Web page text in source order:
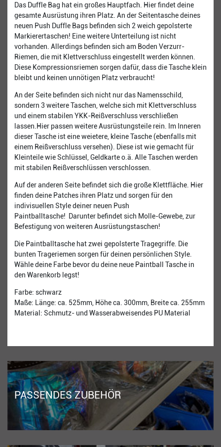
Das Duffle Bag hat ein großes Hauptfach. Hier findet deine
gesamte Ausrüstung ihren Platz. An der Seitentasche deines
neuen Push Duffle Bags befinden sich 2 weich gepolsterte
Markierertaschen! Eine weitere Unterteilung ist nicht
vorhanden. Allerdings befinden sich am Boden Verzurr-
Riemen, die mit Klettverschluss eingestellt werden können.
Diese Kompressionsriemen sorgen dafür, dass die Tasche klein
bleibt und keinen unnötigen Platz verbraucht!
An der Seite befinden sich nicht nur das Namensschild,
sondern 3 weitere Taschen, welche sich mit Klettverschluss
und einem stabilen YKK-Reißverschluss verschließen
lassen.Hier passen weitere Ausrüstungsteile rein. Im Inneren
dieser Tasche ist eine weietere, kleine Tasche (ebenfalls mit
einem Reißverschluss versehen). Diese ist wie gemacht für
Kleinteile wie Schlüssel, Geldkarte o.ä. Alle Taschen werden
mit stabilen Reißverschlüssen verschlossen.
Auf der anderen Seite befindet sich die große Klettfläche. Hier
finden deine Patches ihren Platz und sorgen für den
indivisuellen Style deiner neuen Push
Paintballtasche! Darunter befindet sich Molle-Gewebe, zur
Befestigung von weiteren Ausrüstungstaschen!
Die Paintballtasche hat zwei gepolsterte Tragegriffe. Die
bunten Trageriemen sorgen für deinen persönlichen Style.
Wähle deine Farbe bevor du deine neue Paintball Tasche in
den Warenkorb legst!
Farbe: schwarz
Maße: Länge: ca. 525mm, Höhe ca. 300mm, Breite ca. 255mm
Material: Schmutz- und Wasserabweisendes PU Material
PASSENDES ZUBEHÖR